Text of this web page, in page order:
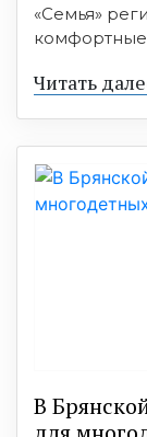
«Семья»
комфортные
Читать
В